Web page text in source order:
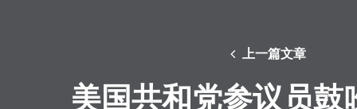
上一篇文章
美国共和党参议员鼓